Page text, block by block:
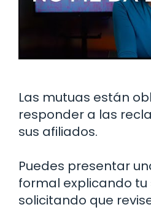
Las mutuas están
responder a las
sus afiliados.
Puedes presentar
formal explicando tu
solicitando que